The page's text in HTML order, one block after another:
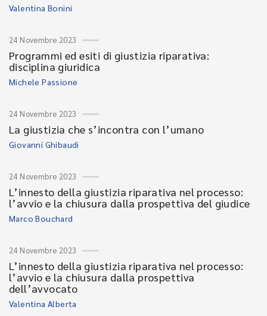
Valentina Bonini
24 Novembre 2023
Programmi ed esiti di giustizia riparativa:
disciplina giuridica
Michele Passione
24 Novembre 2023
La giustizia che s’incontra con l’umano
Giovanni Ghibaudi
24 Novembre 2023
L’innesto della giustizia riparativa nel processo:
l’avvio e la chiusura dalla prospettiva del giudice
Marco Bouchard
24 Novembre 2023
L’innesto della giustizia riparativa nel processo:
l’avvio e la chiusura dalla prospettiva
dell’avvocato
Valentina Alberta